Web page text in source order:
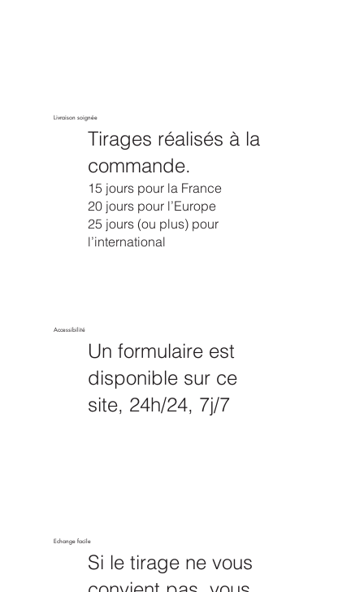
Livraison soignée
Tirages réalisés à la
commande.
15 jours pour la France
20 jours pour l’Europe
25 jours (ou plus) pour
l’international
Accessibilité
Un formulaire est
disponible sur ce
site, 24h/24, 7j/7
Echange facile
Si le tirage ne vous